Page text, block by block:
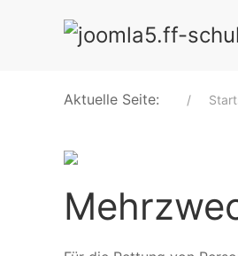
Aktuelle Seite: